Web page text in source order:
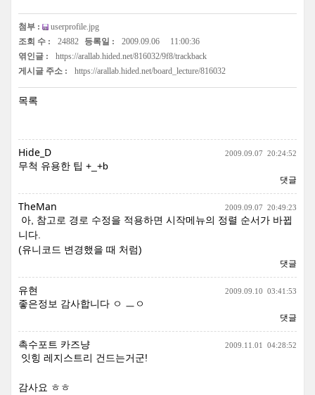
첨부 :
userprofile.jpg
조회 수 :
24882 등록일 : 2009.09.06
11:00:36
엮인글 :
https://arallab.hided.net/816032/9f8/trackback
게시글 주소 :
https://arallab.hided.net/board_lecture/816032
목록
Hide_D 2009.09.07 20:24:52
무척 유용한 팁 +_+b
댓글
TheMan 2009.09.07 20:49:23
아, 참고로 경로 수정을 적용하면 시작메뉴의 정렬 순서가 바뀝
니다.
(유니코드 변경했을 때 처럼)
댓글
유현 2009.09.10 03:41:53
좋은정보 감사합니다 ㅇ ㅡㅇ
댓글
촉수포트 카즈냥 2009.11.01 04:28:52
잇힝 레지스트리 건드는거군!
감사요 ㅎㅎ